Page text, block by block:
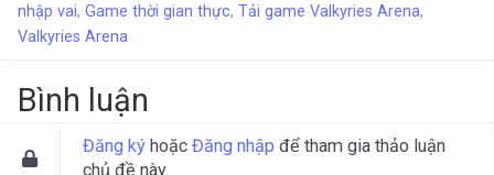
nhập vai, Game thời gian thực, Tải game Valkyries Arena,
Valkyries Arena
Bình luận
Đăng ký hoặc Đăng nhập để tham gia thảo luận
chủ đề này.